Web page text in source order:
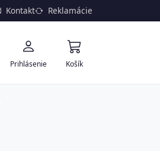
Kontakt Reklamácie
Prihlásenie Košík